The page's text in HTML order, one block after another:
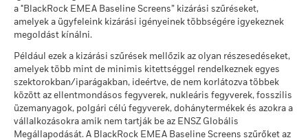
eltérő pénznemben kerül sor.Forrás:Blackrock
hónapnál rövidebb ideje vesznek részt értékpapír-
kölcsönzésben. A feltüntetett adatok múltbeli teljesítményre
vonatkoznak. A múltbeli teljesítmény nem ad megbízható
előrejelzést az aktuális vagy jövőbeli eredményeket illetően.
A BlackRock alapelve az, hogy negyedévente egy hónapos
késleltetéssel közzéteszi a teljesítményre vonatkozó
információkat. Ez azt jelenti, hogy a 2019.01.01. és
2019.12.31. közötti hozamokat 2020.02.01-jétől kezdve lehet
közzétenni.
Éves átlagos hozam
Kedvező
A stresszforgatókönyv bemutatja, hogy szélsőséges piaci
körülmények esetén mekkora összeget kaphat vissza.
MSCI ESG minőségi
pontszám (0–10)
ekkor: 2026. júl. 17.
Lipper globális alapbesorolás
ekkor: 2026. júl. 17.
Target Maturity Bond EUR
2020+
MSCI súlyozott átlagos
szénintenzitás (Tons
CO2E/$M SALES)
ekkor: 2026. júl. 17.
108,51
ekkor: 2026. aug. 05.
MSCI - Termikus szén
ekkor: 2026. aug. 05.
0,00%
MSCI - Szurokföldek
ekkor: 2026. aug. 05.
0,00%
Üzleti részvételi lefedettség 88,45%
a "BlackRock EMEA Baseline Screens” kizárási szűréseket,
amelyek a ügyfeleink kizárási igényeinek többségére igyekeznek
megoldást kínálni.
Például ezek a kizárási szűrések mellőzik az olyan részesedéseket,
amelyek több mint de minimis kitettséggel rendelkeznek egyes
szektorokban/iparágakban, ideértve, de nem korlátozva többek
között az ellentmondásos fegyverek, nukleáris fegyverek, fosszilis
üzemanyagok, polgári célú fegyverek, dohánytermékek és azokra a
vállalkozásokra amik nem tartják be az ENSZ Globális
Megállapodását. A BlackRock EMEA Baseline Screens szűrőket az